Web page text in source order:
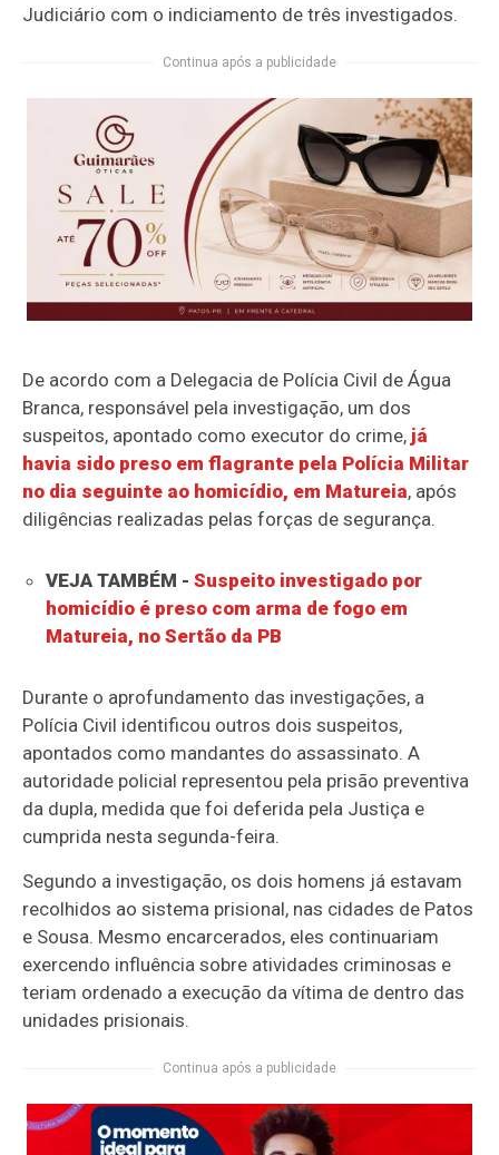
Judiciário com o indiciamento de três investigados.
Continua após a publicidade
De acordo com a Delegacia de Polícia Civil de Água
Branca, responsável pela investigação, um dos
suspeitos, apontado como executor do crime, já
havia sido preso em flagrante pela Polícia Militar
no dia seguinte ao homicídio, em Matureia, após
diligências realizadas pelas forças de segurança.
VEJA TAMBÉM - Suspeito investigado por
homicídio é preso com arma de fogo em
Matureia, no Sertão da PB
Durante o aprofundamento das investigações, a
Polícia Civil identificou outros dois suspeitos,
apontados como mandantes do assassinato. A
autoridade policial representou pela prisão preventiva
da dupla, medida que foi deferida pela Justiça e
cumprida nesta segunda-feira.
Segundo a investigação, os dois homens já estavam
recolhidos ao sistema prisional, nas cidades de Patos
e Sousa. Mesmo encarcerados, eles continuariam
exercendo influência sobre atividades criminosas e
teriam ordenado a execução da vítima de dentro das
unidades prisionais.
Continua após a publicidade